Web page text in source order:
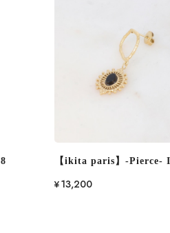
【ikita paris】-Pierce-
¥13,200